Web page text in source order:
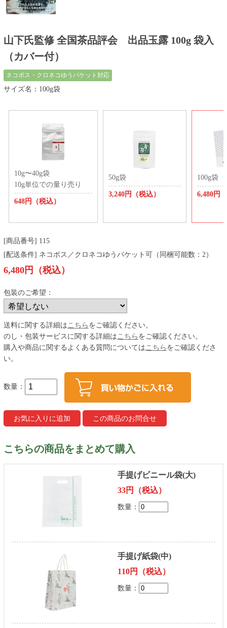
山下氏監修 全国茶品評会 出品玉露 100g 袋入
（カバー付）
ネコポス・クロネコゆうパケット対応
サイズ名：100g袋
10g〜40g袋
10g単位での量り売り
648円（税込）
50g袋
3,240円（税込）
100g袋
6,480円
[商品番号] 115
[配送条件] ネコポス／クロネコゆうパケット可（同梱可能数：2）
6,480円（税込）
包装のご希望：
送料に関する詳細は こちら をご確認ください。
のし・包装サービスに関する詳細は こちら をご確認ください。
購入や商品に関するよくある質問については こちら をご確認くださ
い。
数量：
こちらの商品をまとめて購入
手提げビニール袋(大)
33円（税込）
数量：
手提げ紙袋(中)
110円（税込）
数量：